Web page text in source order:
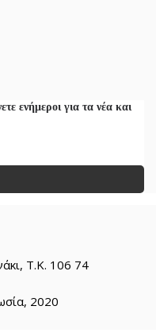
ενήμεροι για τα νέα και
Τ.Κ. 106 74
2020